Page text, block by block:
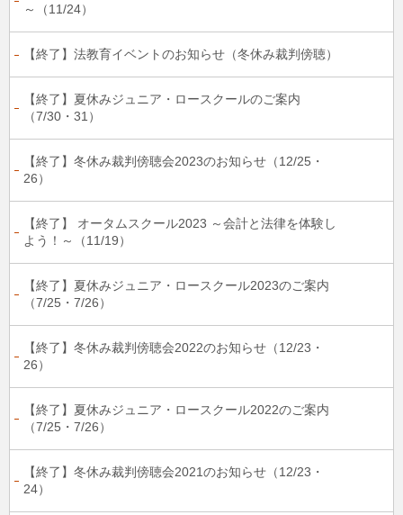
～（11/24）
【終了】法教育イベントのお知らせ（冬休み裁判傍聴）
【終了】夏休みジュニア・ロースクールのご案内
（7/30・31）
【終了】冬休み裁判傍聴会2023のお知らせ（12/25・
26）
【終了】 オータムスクール2023 ～会計と法律を体験し
よう！～（11/19）
【終了】夏休みジュニア・ロースクール2023のご案内
（7/25・7/26）
【終了】冬休み裁判傍聴会2022のお知らせ（12/23・
26）
【終了】夏休みジュニア・ロースクール2022のご案内
（7/25・7/26）
【終了】冬休み裁判傍聴会2021のお知らせ（12/23・
24）